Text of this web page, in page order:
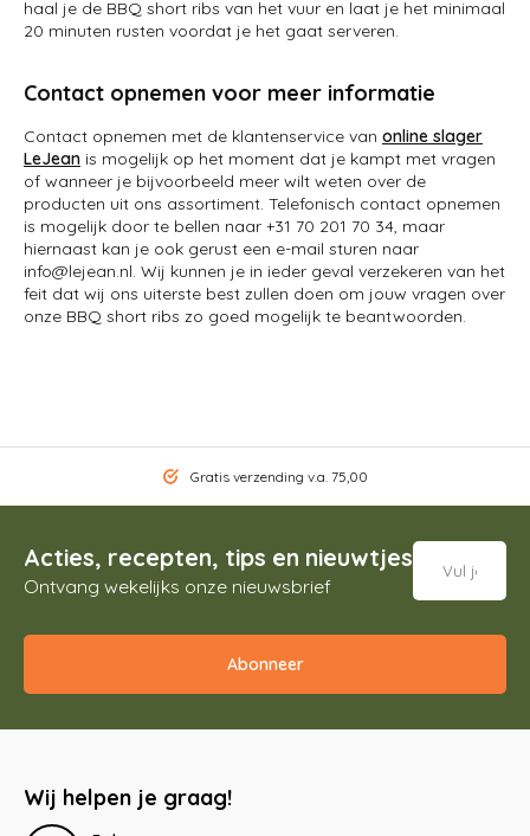
haal je de BBQ short ribs van het vuur en laat je het minimaal
20 minuten rusten voordat je het gaat serveren.
Contact opnemen voor meer informatie
Contact opnemen met de klantenservice van online slager
LeJean is mogelijk op het moment dat je kampt met vragen
of wanneer je bijvoorbeeld meer wilt weten over de
producten uit ons assortiment. Telefonisch contact opnemen
is mogelijk door te bellen naar +31 70 201 70 34, maar
hiernaast kan je ook gerust een e-mail sturen naar
info@lejean.nl. Wij kunnen je in ieder geval verzekeren van het
feit dat wij ons uiterste best zullen doen om jouw vragen over
onze BBQ short ribs zo goed mogelijk te beantwoorden.
Gratis verzending v.a. 75,00
Acties, recepten, tips en nieuwtjes
Ontvang wekelijks onze nieuwsbrief
Abonneer
Wij helpen je graag!